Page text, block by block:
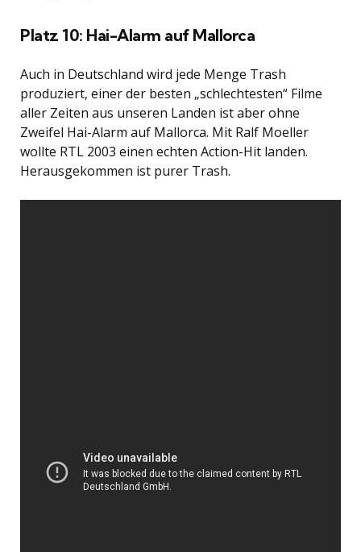
Platz 10: Hai-Alarm auf Mallorca
Auch in Deutschland wird jede Menge Trash
produziert, einer der besten „schlechtesten“ Filme
aller Zeiten aus unseren Landen ist aber ohne
Zweifel Hai-Alarm auf Mallorca. Mit Ralf Moeller
wollte RTL 2003 einen echten Action-Hit landen.
Herausgekommen ist purer Trash.